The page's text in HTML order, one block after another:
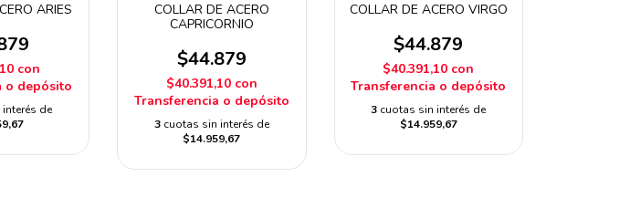
ARIES
con
o depósito
de
COLLAR DE ACERO
CAPRICORNIO
$44.879
$40.391,10 con
Transferencia o depósito
3 cuotas sin interés de
$14.959,67
COLLAR DE ACERO VIRGO
$44.879
$40.391,10 con
Transferencia o depósito
3 cuotas sin interés de
$14.959,67